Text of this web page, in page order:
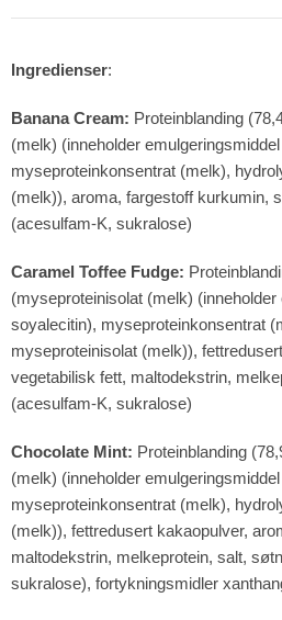
Ingredienser:
Banana Cream: Proteinblanding
(melk) (inneholder
myseproteinkonsentrat (melk),
(melk)), aroma, fargestoff kurkumin,
(acesulfam-K, sukralose)
Caramel Toffee Fudge:
(myseproteinisolat (melk)
soyalecitin), myseproteinkonsentrat
myseproteinisolat (melk)),
vegetabilisk fett, maltodekstrin,
(acesulfam-K, sukralose)
Chocolate Mint: Proteinblanding
(melk) (inneholder
myseproteinkonsentrat (melk),
(melk)), fettredusert kakaopulver,
maltodekstrin, melkeprotein, salt,
sukralose), fortykningsmidler